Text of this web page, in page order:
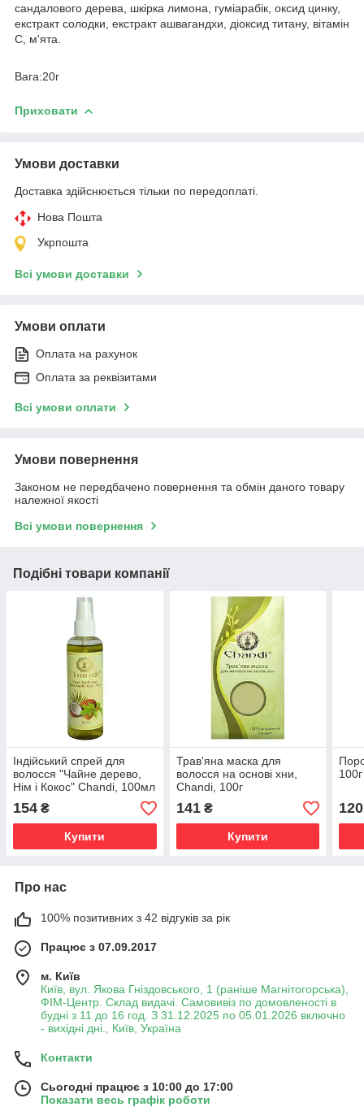
сандалового дерева, шкірка лимона, гуміарабік, оксид цинку,
екстракт солодки, екстракт ашвагандхи, діоксид титану, вітамін
С, м'ята.
Вага:20г
Приховати
Умови доставки
Доставка здійснюється тільки по передоплаті.
Нова Пошта
Укрпошта
Всі умови доставки
Умови оплати
Оплата на рахунок
Оплата за реквізитами
Всі умови оплати
Умови повернення
Законом не передбачено повернення та обмін даного товару
належної якості
Всі умови повернення
Подібні товари компанії
Індійський спрей для
волосся "Чайне дерево,
Нім і Кокос" Chandi, 100мл
154 ₴
Купити
Трав'яна маска для
волосся на основі хни,
Chandi, 100г
141₴
Купити
100г
120
Про нас
100% позитивних з 42 відгуків за рік
Працює з 07.09.2017
м. Київ
Київ, вул. Якова Гніздовського, 1 (раніше Магнітогорська),
ФІМ-Центр. Склад видачі. Самовивіз по домовленості в
будні з 11 до 16 год. З 31.12.2025 по 05.01.2026 включно
- вихідні дні., Київ, Україна
Контакти
Сьогодні працює з 10:00 до 17:00
Показати весь графік роботи